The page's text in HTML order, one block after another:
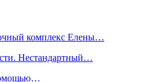
комплекс Елены…
Нестандартный…